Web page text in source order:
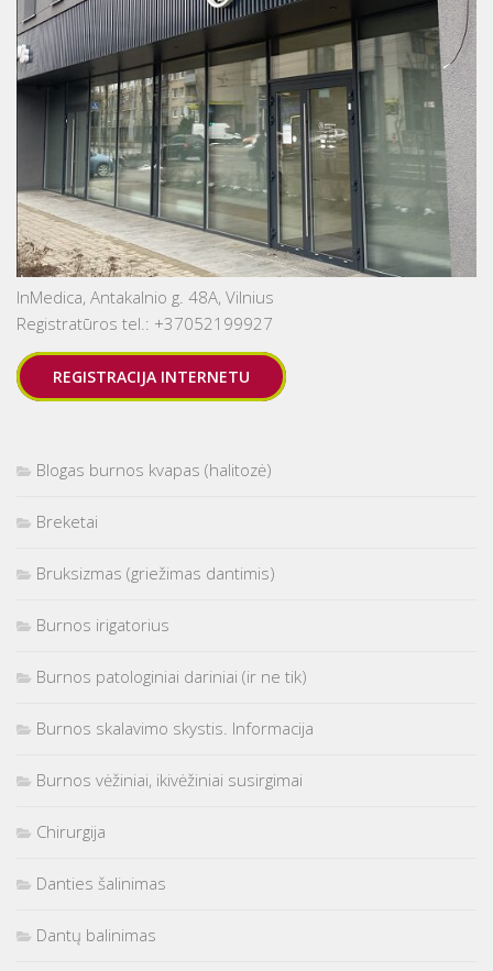
InMedica, Antakalnio g. 48A, Vilnius
Registratūros tel.: +37052199927
REGISTRACIJA INTERNETU
Blogas burnos kvapas (halitozė)
Breketai
Bruksizmas (griežimas dantimis)
Burnos irigatorius
Burnos patologiniai dariniai (ir ne tik)
Burnos skalavimo skystis. Informacija
Burnos vėžiniai, ikivėžiniai susirgimai
Chirurgija
Danties šalinimas
Dantų balinimas